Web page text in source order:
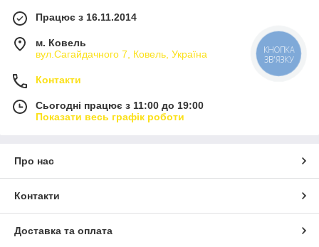
Працює з 16.11.2014
м. Ковель
вул.Сагайдачного 7, Ковель, Україна
Контакти
Сьогодні працює з 11:00 до 19:00
Показати весь графік роботи
Про нас
Контакти
Доставка та оплата
КНОПКА
ЗВ'ЯЗКУ